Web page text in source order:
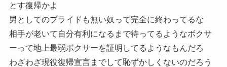
とす復帰かよ
男としてのプライドも無い奴って完全に終わってるな
相手が老いて自分有利になるまで待ってるようなボクサ
ーって地上最弱ボクサーを証明してるようなもんだろ
わざわざ現役復帰宣言までして恥ずかしくないのだろう